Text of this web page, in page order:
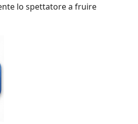
lo spettatore a fruire